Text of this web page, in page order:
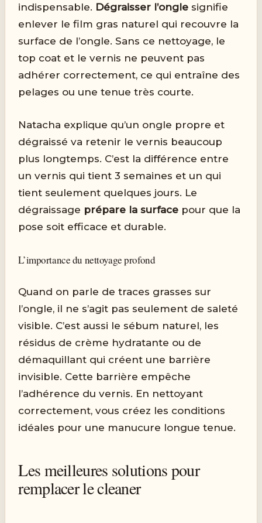
indispensable. Dégraisser l’ongle signifie
enlever le film gras naturel qui recouvre la
surface de l’ongle. Sans ce nettoyage, le
top coat et le vernis ne peuvent pas
adhérer correctement, ce qui entraîne des
pelages ou une tenue très courte.
Natacha explique qu’un ongle propre et
dégraissé va retenir le vernis beaucoup
plus longtemps. C’est la différence entre
un vernis qui tient 3 semaines et un qui
tient seulement quelques jours. Le
dégraissage prépare la surface pour que la
pose soit efficace et durable.
L’importance du nettoyage profond
Quand on parle de traces grasses sur
l’ongle, il ne s’agit pas seulement de saleté
visible. C’est aussi le sébum naturel, les
résidus de crème hydratante ou de
démaquillant qui créent une barrière
invisible. Cette barrière empêche
l’adhérence du vernis. En nettoyant
correctement, vous créez les conditions
idéales pour une manucure longue tenue.
Les meilleures solutions pour
remplacer le cleaner